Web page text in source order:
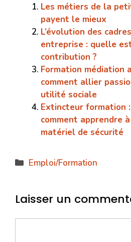
Les métiers de la
payent le mieux
L’évolution des
entreprise : quelle
contribution ?
Formation médiation
comment allier
utilité sociale
Extincteur formation
comment apprendre
matériel de sécurité
Catégories
Emploi/Formation
Laisser un